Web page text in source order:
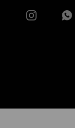
 